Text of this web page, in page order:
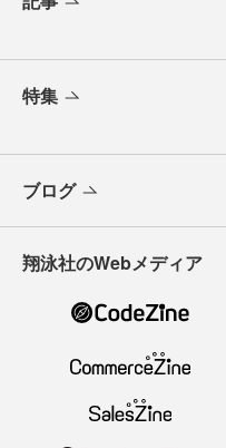
特集
ブログ
翔泳社のWebメディア